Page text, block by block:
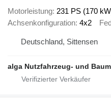
Motorleistung 231 PS (170
Achsenkonfiguration 4x2
Deutschland, Sittensen